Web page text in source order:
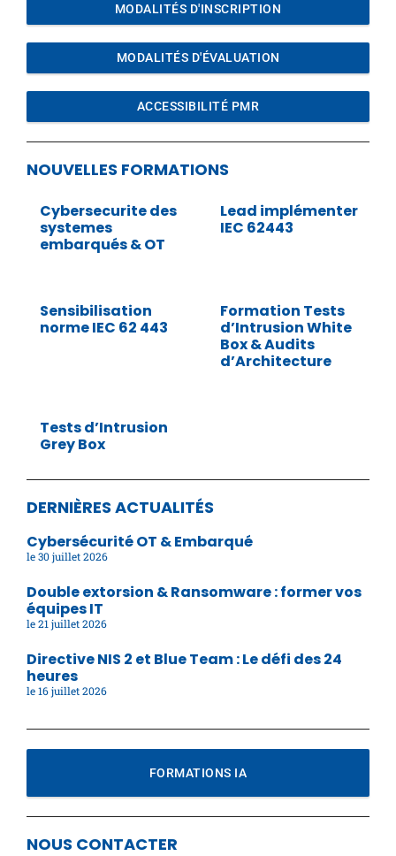
MODALITÉS D'INSCRIPTION
MODALITÉS D'ÉVALUATION
ACCESSIBILITÉ PMR
NOUVELLES FORMATIONS
Cybersecurite des
systemes
embarqués & OT
Lead implémenter
IEC 62443
Sensibilisation
norme IEC 62 443
Formation Tests
d’Intrusion White
Box & Audits
d’Architecture
Tests d’Intrusion
Grey Box
DERNIÈRES ACTUALITÉS
Cybersécurité OT & Embarqué
30 juillet 2026
Double extorsion & Ransomware : former vos
équipes IT
21 juillet 2026
Directive NIS 2 et Blue Team : Le défi des 24
heures
16 juillet 2026
FORMATIONS IA
NOUS CONTACTER